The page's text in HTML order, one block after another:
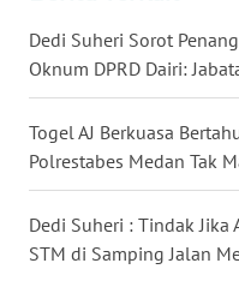
Dedi Suheri Sorot
Oknum DPRD Dairi:
Togel AJ Berkuasa
Polrestabes Medan Tak
Dedi Suheri : Tindak Jika
STM di Samping Jalan
WN
KARO
WN
SIMALUNGUN
WN
LABUHANBATU